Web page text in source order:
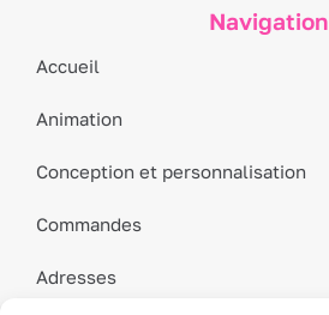
Navigation
Accueil
Animation
Conception et personnalisation
Commandes
Adresses